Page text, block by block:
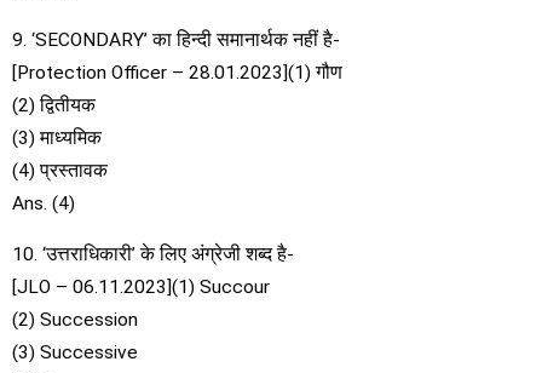
9. ‘SECONDARY’ का हिन्दी समानार्थक नहीं है-
[Protection Officer – 28.01.2023](1) गौण
(2) द्वितीयक
(3) माध्यमिक
(4) प्रस्तावक
Ans. (4)
10. ‘उत्तराधिकारी’ के लिए अंग्रेजी शब्द है-
[JLO – 06.11.2023](1) Succour
(2) Succession
(3) Successive